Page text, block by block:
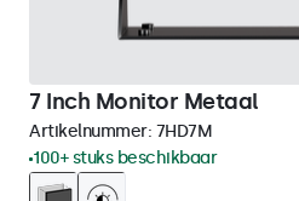
7 Inch Monitor Metaal
Artikelnummer: 7HD7M
100+ stuks beschikbaar